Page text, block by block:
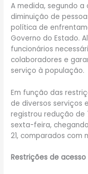
A medida, segundo
diminuição de
política de
Governo do Estado.
funcionários
colaboradores e
serviço à população.
Em função das
de diversos serviços
registrou redução de
sexta-feira,
21, comparados com
Restrições de acesso